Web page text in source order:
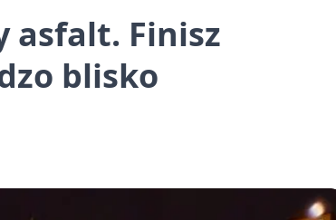
asfalt. Finisz
blisko